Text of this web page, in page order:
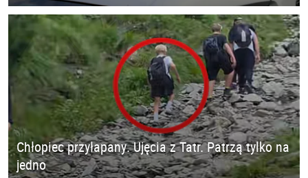
Chłopiec przyłapany. Ujęcia z Tatr. Patrzą tylko na
jedno